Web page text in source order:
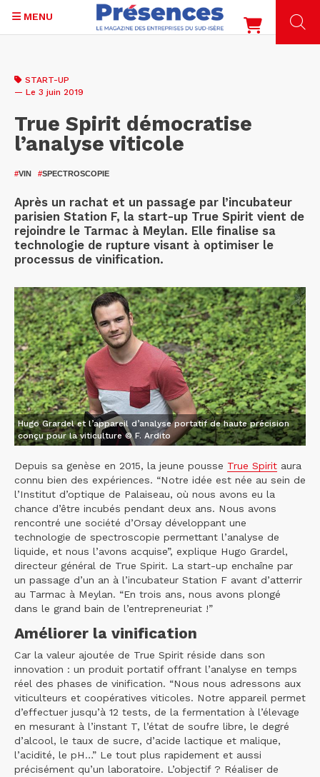
contenu
MENU
START-UP
— Le 3 juin 2019
True Spirit démocratise
l’analyse viticole
#VIN #SPECTROSCOPIE
Après un rachat et un passage par l’incubateur
parisien Station F, la start-up True Spirit vient de
rejoindre le Tarmac à Meylan. Elle finalise sa
technologie de rupture visant à optimiser le
processus de vinification.
Hugo Grardel et l’appareil d’analyse portatif de haute précision
conçu pour la viticulture © F. Ardito
Depuis sa genèse en 2015, la jeune pousse True Spirit aura
connu bien des expériences. “Notre idée est née au sein de
l’Institut d’optique de Palaiseau, où nous avons eu la
chance d’être incubés pendant deux ans. Nous avons
rencontré une société d’Orsay développant une
technologie de spectroscopie permettant l’analyse de
liquide, et nous l’avons acquise”, explique Hugo Grardel,
directeur général de True Spirit. La start-up enchaîne par
un passage d’un an à l’incubateur Station F avant d’atterrir
au Tarmac à Meylan. “En trois ans, nous avons plongé
dans le grand bain de l’entrepreneuriat !”
Améliorer la vinification
Car la valeur ajoutée de True Spirit réside dans son
innovation : un produit portatif offrant l’analyse en temps
réel des phases de vinification. “Nous nous adressons aux
viticulteurs et coopératives viticoles. Notre appareil permet
d’effectuer jusqu’à 12 tests, de la fermentation à l’élevage
en mesurant à l’instant T, l’état de soufre libre, le degré
d’alcool, le taux de sucre, d’acide lactique et malique,
l’acidité, le pH…” Le tout plus rapidement et aussi
précisément qu’un laboratoire. L’objectif ? Réaliser de